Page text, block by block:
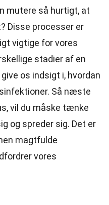
mutere så hurtigt, at
Disse processer er
vigtige for vores
stadier af en
os indsigt i, hvordan
Så næste
vil du måske tænke
og spreder sig. Det er
magtfulde
vores